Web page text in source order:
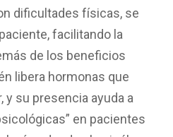
dificultades físicas, se
facilitando la
de los beneficios
libera hormonas que
y su presencia ayuda a
en pacientes